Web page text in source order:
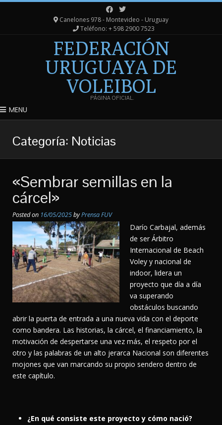
Canelones 978 - Montevideo - Uruguay
Teléfono: + 598 2900 7523
FEDERACIÓN
URUGUAYA DE
VOLEIBOL
PÁGINA OFICIAL.
MENU
Categoría: Noticias
«Sembrar semillas en la
cárcel»
Posted on 16/05/2025byPrensa FUV
Darío Carbajal, además
de ser Árbitro
Internacional de Beach
Voley y nacional de
indoor, lidera un
proyecto que día a día
va superando
obstáculos buscando
abrir la puerta de entrada a una nueva vida con el deporte
como bandera. Las historias, la cárcel, el financiamiento, la
motivación de despertarse una vez más, el respeto por el
otro y las palabras de un alto jerarca Nacional son diferentes
mojones que van marcando su propio sendero dentro de
este capítulo.
¿En qué consiste este proyecto y cómo nació?